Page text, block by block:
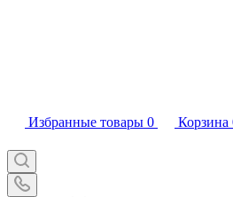
Избранные товары 0 Корзина